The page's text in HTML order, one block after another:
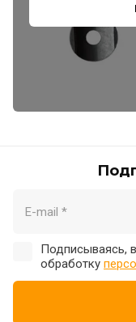
Подписываясь,
обработку